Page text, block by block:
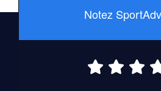
Notez